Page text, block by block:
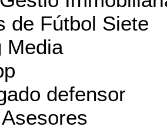
de Fútbol Siete
Media
defensor